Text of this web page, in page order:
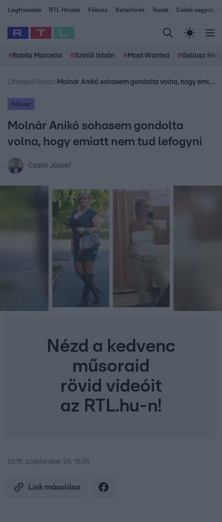
Legfrissebb RTL Híradó Fókusz Sztárhírek Randi Celeb vagyok,
# Babits Marcella #Szellő István # Most Wanted #Gallusz
Címlap› Fókusz› Molnár Anikó sohasem gondolta volna, hogy emiatt nem tud lefogyni
Fókusz
Molnár Anikó sohasem gondolta
volna, hogy emiatt nem tud lefogyni
Czakó József
Nézd a kedvenc
műsoraid
rövid videóit
az RTL.hu-n!
2018. szeptember 26. 15:45
Link másolása